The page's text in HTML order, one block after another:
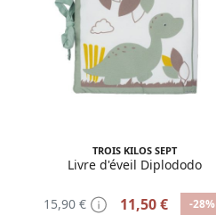
TROIS KILOS SEPT
Livre d'éveil Diplododo
15,90 € 11,50 € -28%